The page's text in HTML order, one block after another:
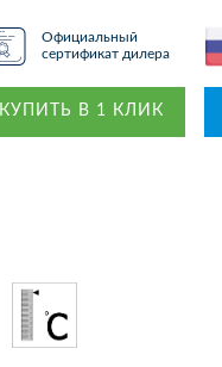
Официальный
сертификат дилера
КУПИТЬ В 1 КЛИК